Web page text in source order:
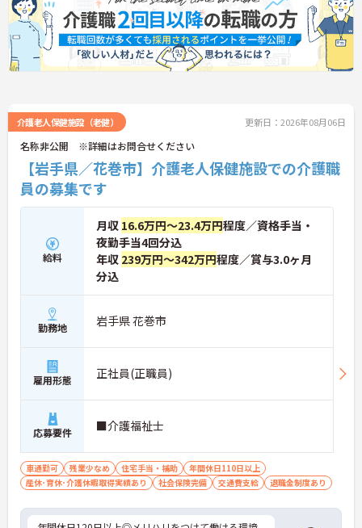
（最大4万円）の手当がつきます。キャリアアップす
れば年収UPも目指せるため、高いモチベーションで
働き続けられます。
＜家族も嬉しい！ベネッセグループならではの手厚
い福利厚生＞ご家族も支える制度が満載♪産休・育
介護老人保健施設（老健） 更新日：2026年08月06日
名称非公開 ※詳細はお問合せください
【岩手県／花巻市】介護老人保健施設での介護職
員の募集です
給料
月収 16.6万円～23.4万円程度／資格手当・
夜勤手当4回分込
年収 239万円～342万円程度／賞与3.0ヶ月
分込
勤務地 岩手県 花巻市
雇用形態 正社員(正職員)
応募要件 ■介護福祉士
車通勤可 残業少なめ 住宅手当・補助
年間休日110日以上
産休･育休･介護休暇取得実績あり
社会保険完備 交通費支給 退職金制度あり